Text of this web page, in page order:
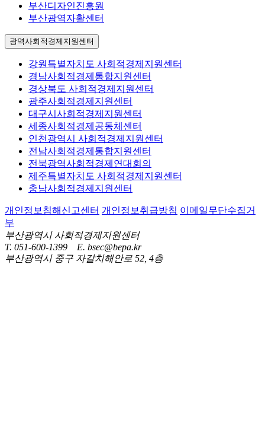
부산디자인진흥원
부산광역자활센터
광역사회적경제지원센터
강원특별자치도 사회적경제지원센터
경남사회적경제통합지원센터
경상북도 사회적경제지원센터
광주사회적경제지원센터
대구시사회적경제지원센터
세종사회적경제공동체센터
인천광역시 사회적경제지원센터
전남사회적경제통합지원센터
전북광역사회적경제연대회의
제주특별자치도 사회적경제지원센터
충남사회적경제지원센터
개인정보침해신고센터 개인정보취급방침 이메일무단수집거
부
부산광역시 사회적경제지원센터
T. 051-600-1399 E. bsec@bepa.kr
부산광역시 중구 자갈치해안로 52, 4층